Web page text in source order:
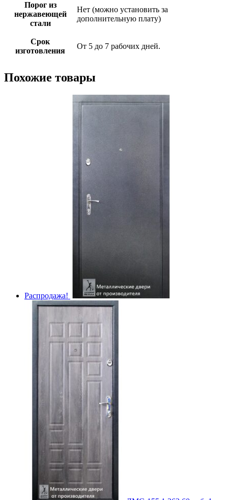
Порог из
нержавеющей
стали
Нет (можно установить за
дополнительную плату)
Срок
изготовления
От 5 до 7 рабочих дней.
Похожие товары
Распродажа!